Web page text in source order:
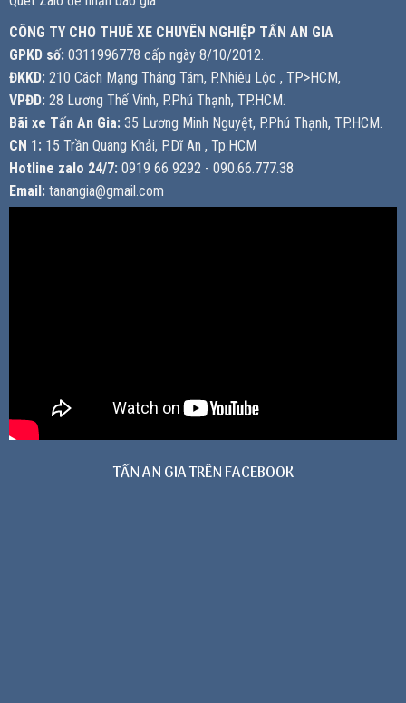
CÔNG TY CHO THUÊ XE CHUYÊN NGHIỆP TẤN AN GIA
GPKD số: 0311996778 cấp ngày 8/10/2012.
ĐKKD: 210 Cách Mạng Tháng Tám, P.Nhiêu Lộc , TP>HCM,
VPĐD: 28 Lương Thế Vinh, P.Phú Thạnh, TP.HCM.
Bãi xe Tấn An Gia: 35 Lương Minh Nguyệt, P.Phú Thạnh, TP.HCM.
CN 1: 15 Trần Quang Khải, P.Dĩ An , Tp.HCM
Hotline zalo 24/7: 0919 66 9292 - 090.66.777.38
Email: tanangia@gmail.com
TẤN AN GIA TRÊN FACEBOOK